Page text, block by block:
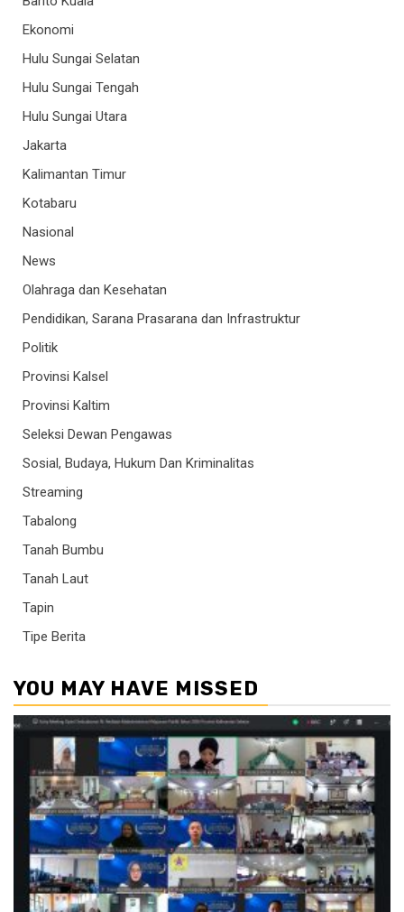
Ekonomi
Hulu Sungai Selatan
Hulu Sungai Tengah
Hulu Sungai Utara
Jakarta
Kalimantan Timur
Kotabaru
Nasional
News
Olahraga dan Kesehatan
Pendidikan, Sarana Prasarana dan Infrastruktur
Politik
Provinsi Kalsel
Provinsi Kaltim
Seleksi Dewan Pengawas
Sosial, Budaya, Hukum Dan Kriminalitas
Streaming
Tabalong
Tanah Bumbu
Tanah Laut
Tapin
Tipe Berita
YOU MAY HAVE MISSED